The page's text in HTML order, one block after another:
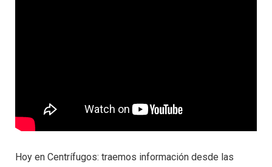
Hoy en Centrífugos: traemos información desde las